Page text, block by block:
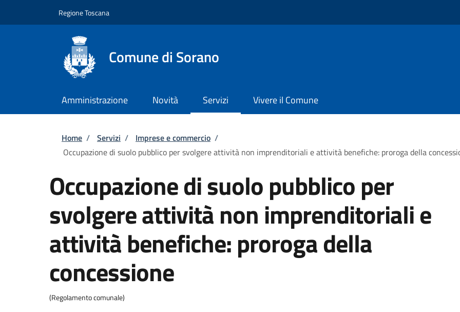
Regione Toscana
Comune di Sorano
Amministrazione Novità Servizi Vivere il Comune
Briciole di pane
Home / Servizi / Imprese e commercio /
Occupazione di suolo pubblico per svolgere attività non imprenditoriali e attività benefiche: proroga della
Occupazione di suolo pubblico per
svolgere attività non imprenditoriali e
attività benefiche: proroga della
concessione
(Regolamento comunale)